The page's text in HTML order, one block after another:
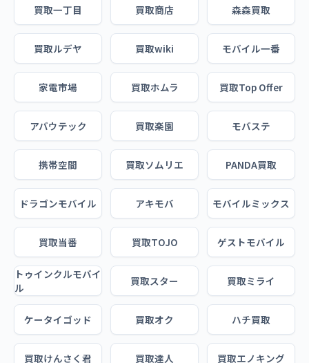
買取一丁目 買取商店 森森買取
買取ルデヤ 買取wiki モバイル一番
家電市場 買取ホムラ 買取Top Offer
アバウテック 買取楽園 モバステ
携帯空間 買取ソムリエ PANDA買取
ドラゴンモバイル アキモバ モバイルミックス
買取当番 買取TOJO ゲストモバイル
トゥインクルモバイ
ル
買取スター 買取ミライ
ケータイゴッド 買取オク ハチ買取
買取けんさく君 買取達人 買取エノキング